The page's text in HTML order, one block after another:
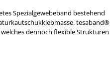
Spezialgewebeband bestehend
tesaband®
dennoch flexible Strukturen